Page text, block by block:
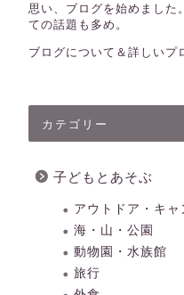
思い、ブログを始めました
ての話題も多め。
ブログについて＆詳しいプ
カテゴリー
子どもとあそぶ
アウトドア・キャ
海・山・公園
動物園・水族館
旅行